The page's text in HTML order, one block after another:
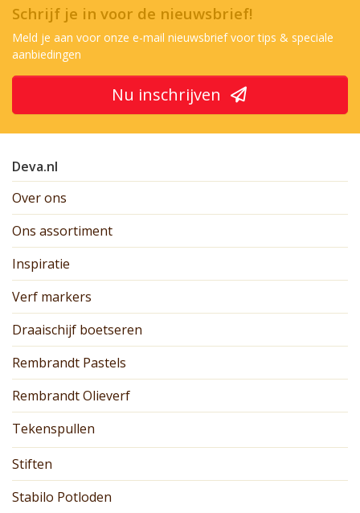
Schrijf je in voor de nieuwsbrief!
Meld je aan voor onze e-mail nieuwsbrief voor tips & speciale
aanbiedingen
Nu inschrijven
Deva.nl
Over ons
Ons assortiment
Inspiratie
Verf markers
Draaischijf boetseren
Rembrandt Pastels
Rembrandt Olieverf
Tekenspullen
Stiften
Stabilo Potloden